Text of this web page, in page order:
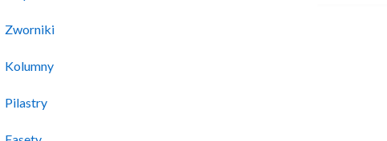
Zworniki
Kolumny
Pilastry